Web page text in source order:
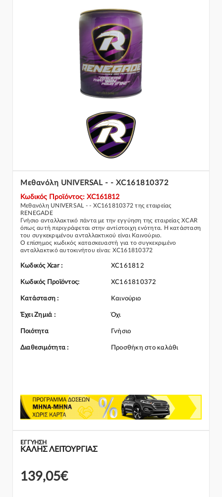
Μεθανόλη UNIVERSAL - - XC161810372
Κωδικός Προϊόντος: XC161812
Μεθανόλη UNIVERSAL - - XC161810372 της εταιρείας
RENEGADE
Γνήσιο ανταλλακτικό πάντα με την εγγύηση της εταιρείας XCAR
όπως αυτή περιγράφεται στην αντίστοιχη ενότητα. Η κατάσταση
του συγκεκριμένου ανταλλακτικού είναι Καινούριο.
Ο επίσημος κωδικός κατασκευαστή για το συγκεκριμένο
ανταλλακτικό αυτοκινήτου είναι: XC161810372
παρακαλώ να απευθύνεστε σε εξειδικευμένο συνεργείο.
ανταλλακτικό ταιριάζει στο αυτοκίνητό σας μην διστάσετε να
επικοινωνήσετε μαζί μας και θα σας κατατοπίσουμε πλήρως
καθώς διαθέτουμε πλούσια γκάμα από Βελτίωση και γενικότερα
για την κατηγορία Κινητήρας & Εξαρτήματα
Κωδικός Xcar : XC161812
Κωδικός Προϊόντος: XC161810372
Κατάσταση : Καινούριο
Έχει Ζημιά : Όχι
Ποιότητα Γνήσιο
Διαθεσιμότητα : Προσθήκη στο καλάθι
ΕΓΓΎΗΣΗ
ΚΑΛΗΣ ΛΕΙΤΟΥΡΓΙΑΣ
139,05€